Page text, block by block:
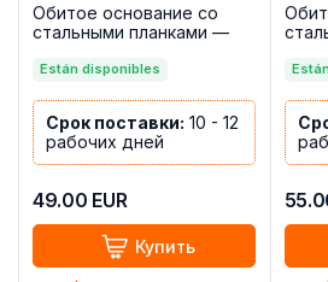
Обитое основание со
стальными планками —
Están disponibles
Срок поставки: 10 - 12
рабочих дней
49.00 EUR
Купить
Bazio